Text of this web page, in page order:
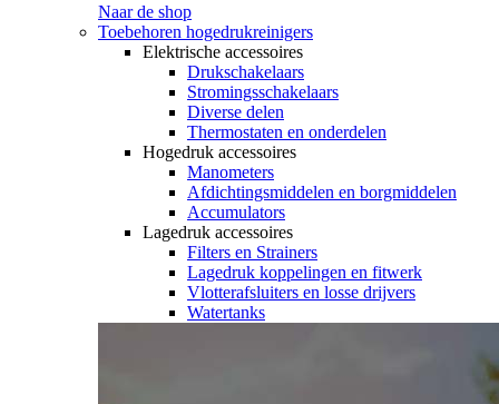
Naar de shop
Toebehoren hogedrukreinigers
Elektrische accessoires
Drukschakelaars
Stromingsschakelaars
Diverse delen
Thermostaten en onderdelen
Hogedruk accessoires
Manometers
Afdichtingsmiddelen en borgmiddelen
Accumulators
Lagedruk accessoires
Filters en Strainers
Lagedruk koppelingen en fitwerk
Vlotterafsluiters en losse drijvers
Watertanks